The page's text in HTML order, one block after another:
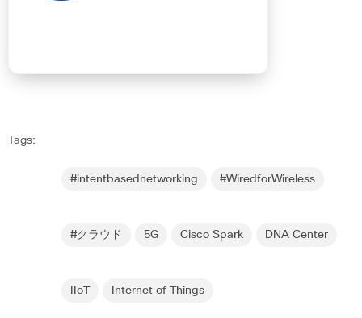
Tags:
#intentbasednetworking #WiredforWireless
#クラウド 5G Cisco Spark DNA Center
IIoT Internet of Things